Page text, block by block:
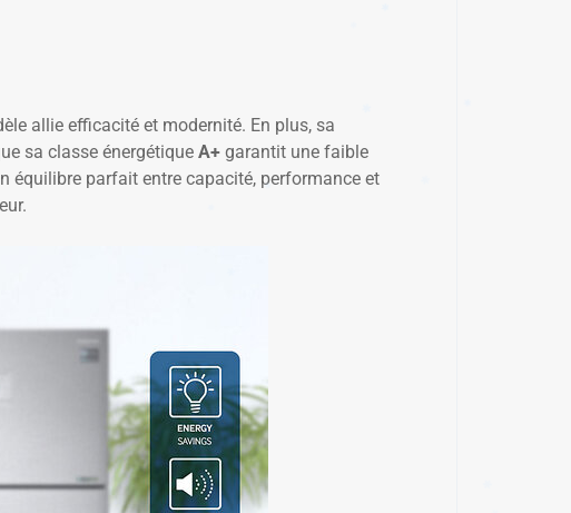
allie efficacité et modernité. En plus, sa
sa classe énergétique A+ garantit une faible
équilibre parfait entre capacité, performance et